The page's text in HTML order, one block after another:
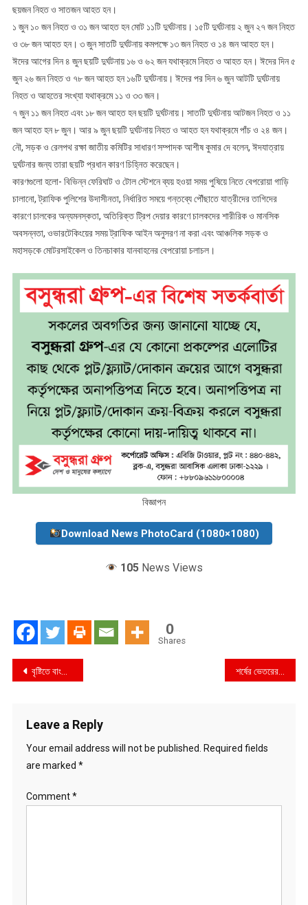
ছয়জন নিহত ও সাতজন আহত হন।
১ জুন ১০ জন নিহত ও ৩১ জন আহত হন মোট ১১টি দুর্ঘটনায়। ১৫টি দুর্ঘটনায় ২ জুন ২৭ জন নিহত
ও ৩৮ জন আহত হন। ৩ জুন সাতটি দুর্ঘটনায় কমপক্ষে ১৩ জন নিহত ও ১৪ জন আহত হন।
ঈদের আগের দিন ৪ জুন ছয়টি দুর্ঘটনায় ১৬ ও ৬২ জন যথাক্রমে নিহত ও আহত হন। ঈদের দিন ৫
জুন ২৬ জন নিহত ও ৭৮ জন আহত হন ১৬টি দুর্ঘটনায়। ঈদের পর দিন ৬ জুন আটটি দুর্ঘটনায়
নিহত ও আহতের সংখ্যা যথাক্রমে ১১ ও ৩৩ জন।
৭ জুন ১১ জন নিহত এবং ১৮ জন আহত হন ছয়টি দুর্ঘটনায়। সাতটি দুর্ঘটনায় আটজন নিহত ও ১১
জন আহত হন ৮ জুন। আর ৯ জুন ছয়টি দুর্ঘটনায় নিহত ও আহত হন যথাক্রমে পাঁচ ও ২৪ জন।
নৌ, সড়ক ও রেলপথ রক্ষা জাতীয় কমিটির সাধারণ সম্পাদক আশীষ কুমার দে বলেন, ঈদযাত্রায়
দুর্ঘটনার জন্য তারা ছয়টি প্রধান কারণ চিহ্নিত করেছেন।
কারণগুলো হলো- বিভিন্ন ফেরিঘাট ও টোল স্টেশনে ব্যয় হওয়া সময় পুষিয়ে নিতে বেপরোয়া গাড়ি
চালানো, ট্রাফিক পুলিশের উদাসীনতা, নির্ধারিত সময়ে গন্তব্যে পৌঁছাতে যাত্রীদের তাগিদের
কারণে চালকের অন্যমনস্কতা, অতিরিক্ত ট্রিপ দেয়ার কারণে চালকদের শারীরিক ও মানসিক
অবসন্নতা, ওভারটেকিংয়ের সময় ট্রাফিক আইন অনুসরণ না করা এবং আঞ্চলিক সড়ক ও
মহাসড়কে মোটরসাইকেল ও তিনচাকার যানবাহনের বেপরোয়া চলাচল।
বিজ্ঞাপন
Download News PhotoCard (1080×1080)
105 News Views
0
Shares
Post
বৃষ্টিতে বাংলাদেশ-শ্রীলঙ্কা ম্যাচ পরিত্যক্ত শর্ষের ভেতরের ভূতে বিব্রত নয় দুদক
Leave a Reply
Your email address will not be published. Required fields
are marked *
Comment*